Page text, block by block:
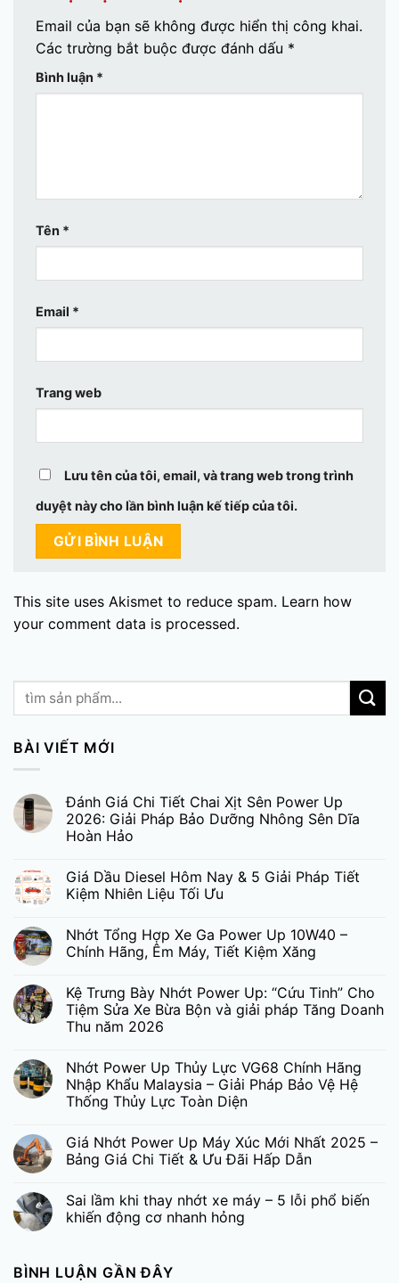
Email của bạn sẽ không được hiển thị công khai.
Các trường bắt buộc được đánh dấu *
Bình luận *
Tên *
Email *
Trang web
Lưu tên của tôi, email, và trang web trong trình
duyệt này cho lần bình luận kế tiếp của tôi.
This site uses Akismet to reduce spam. Learn how
your comment data is processed.
BÀI VIẾT MỚI
Đánh Giá Chi Tiết Chai Xịt Sên Power Up
2026: Giải Pháp Bảo Dưỡng Nhông Sên Dĩa
Hoàn Hảo
Giá Dầu Diesel Hôm Nay & 5 Giải Pháp Tiết
Kiệm Nhiên Liệu Tối Ưu
Nhớt Tổng Hợp Xe Ga Power Up 10W40 –
Chính Hãng, Êm Máy, Tiết Kiệm Xăng
Kệ Trưng Bày Nhớt Power Up: “Cứu Tinh” Cho
Tiệm Sửa Xe Bừa Bộn và giải pháp Tăng Doanh
Thu năm 2026
Nhớt Power Up Thủy Lực VG68 Chính Hãng
Nhập Khẩu Malaysia – Giải Pháp Bảo Vệ Hệ
Thống Thủy Lực Toàn Diện
Giá Nhớt Power Up Máy Xúc Mới Nhất 2025 –
Bảng Giá Chi Tiết & Ưu Đãi Hấp Dẫn
Sai lầm khi thay nhớt xe máy – 5 lỗi phổ biến
khiến động cơ nhanh hỏng
BÌNH LUẬN GẦN ĐÂY